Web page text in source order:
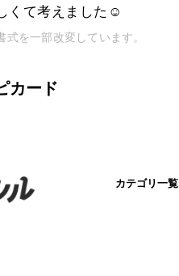
くて考えました☺
を一部改変しています。
カード
カテゴリ一覧